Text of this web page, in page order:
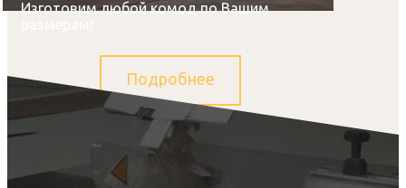
Изготовим любой комод по Вашим
Подробнее